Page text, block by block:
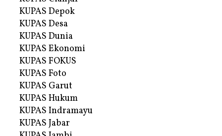
KUPAS Depok
KUPAS Desa
KUPAS Dunia
KUPAS Ekonomi
KUPAS FOKUS
KUPAS Foto
KUPAS Garut
KUPAS Hukum
KUPAS Indramayu
KUPAS Jabar